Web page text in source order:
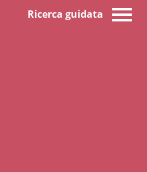
Ricerca guidata